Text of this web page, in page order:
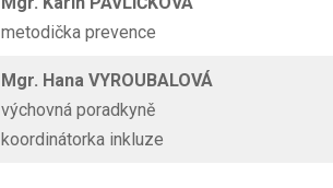
metodička prevence
Mgr. Hana VYROUBALOVÁ
výchovná poradkyně
koordinátorka inkluze